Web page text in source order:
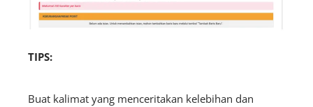
TIPS:
Buat kalimat yang menceritakan kelebihan dan